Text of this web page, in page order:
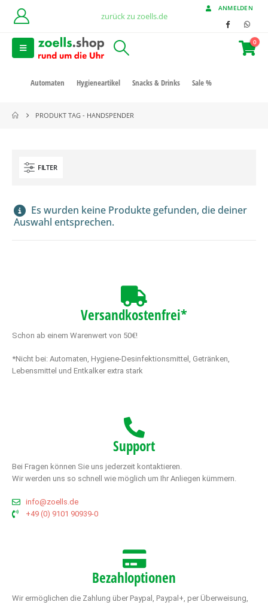
zurück zu zoells.de
ANMELDEN
0
Automaten Hygieneartikel Snacks & Drinks Sale %
PRODUKT TAG - HANDSPENDER
FILTER
Es wurden keine Produkte gefunden, die deiner
Auswahl entsprechen.
Versandkostenfrei*
Schon ab einem Warenwert von 50€!
*Nicht bei: Automaten, Hygiene-Desinfektionsmittel, Getränken,
Lebensmittel und Entkalker extra stark
Support
Bei Fragen können Sie uns jederzeit kontaktieren.
Wir werden uns so schnell wie möglich um Ihr Anliegen kümmern.
info@zoells.de
+49 (0) 9101 90939-0
Bezahloptionen
Wir ermöglichen die Zahlung über Paypal, Paypal+, per Überweisung,